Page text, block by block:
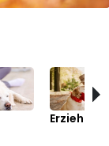
Erziehung